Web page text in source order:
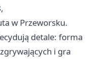
,
w Przeworsku.
detale: forma
i gra